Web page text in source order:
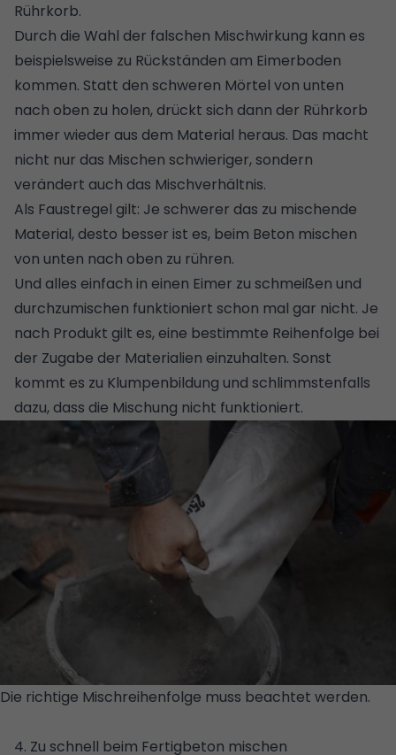
Rührkorb.
Durch die Wahl der falschen Mischwirkung kann es
beispielsweise zu Rückständen am Eimerboden
kommen. Statt den schweren Mörtel von unten
nach oben zu holen, drückt sich dann der Rührkorb
immer wieder aus dem Material heraus. Das macht
nicht nur das Mischen schwieriger, sondern
verändert auch das Mischverhältnis.
Als Faustregel gilt: Je schwerer das zu mischende
Material, desto besser ist es, beim Beton mischen
von unten nach oben zu rühren.
Und alles einfach in einen Eimer zu schmeißen und
durchzumischen funktioniert schon mal gar nicht. Je
nach Produkt gilt es, eine bestimmte Reihenfolge bei
der Zugabe der Materialien einzuhalten. Sonst
kommt es zu Klumpenbildung und schlimmstenfalls
dazu, dass die Mischung nicht funktioniert.
Die richtige Mischreihenfolge muss beachtet werden.
4. Zu schnell beim Fertigbeton mischen